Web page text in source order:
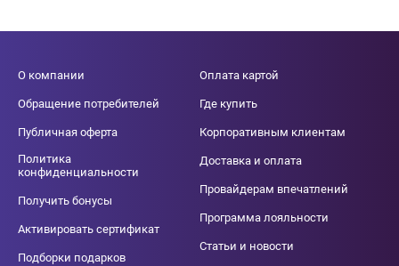
О компании
Обращение потребителей
Публичная оферта
Политика
конфиденциальности
Получить бонусы
Активировать сертификат
Подборки подарков
Оплата картой
Где купить
Корпоративным клиентам
Доставка и оплата
Провайдерам впечатлений
Программа лояльности
Статьи и новости